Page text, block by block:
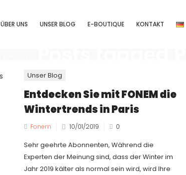
ÜBER UNS UNSER BLOG E-BOUTIQUE KONTAKT
Unser Blog
Entdecken Sie mit FONEM die
Wintertrends in Paris
Fonem 10/01/2019 0
Sehr geehrte Abonnenten, Während die
Experten der Meinung sind, dass der Winter im
Jahr 2019 kälter als normal sein wird, wird Ihre